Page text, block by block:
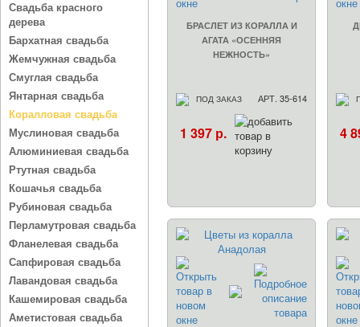
Свадьба красного
дерева
Бархатная свадьба
Жемчужная свадьба
Смуглая свадьба
Янтарная свадьба
Коралловая свадьба
Муслиновая свадьба
Алюминиевая свадьба
Ртутная свадьба
Кошачья свадьба
Рубиновая свадьба
Перламутровая свадьба
Фланелевая свадьба
Сапфировая свадьба
Лавандовая свадьба
Кашемировая свадьба
Аметистовая свадьба
БРАСЛЕТ ИЗ КОРАЛЛА И
АГАТА «ОСЕННЯЯ
НЕЖНОСТЬ»
ПОД ЗАКАЗ АРТ. 35-614
1 397 р. 4